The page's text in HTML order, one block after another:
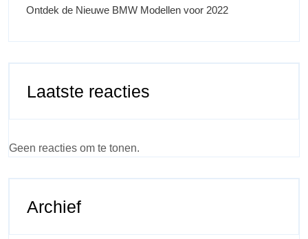
Ontdek de Nieuwe BMW Modellen voor 2022
Laatste reacties
Geen reacties om te tonen.
Archief